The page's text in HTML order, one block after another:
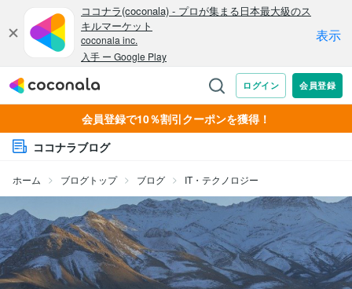
会員登録で10％割引クーポンを獲得！
ココナラブログ
ホーム ブログトップ ブログ IT・テクノロジー